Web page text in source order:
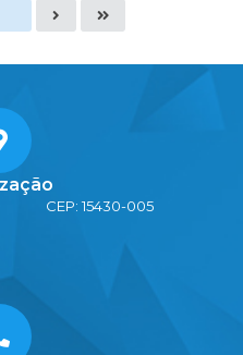
CEP: 15430-005